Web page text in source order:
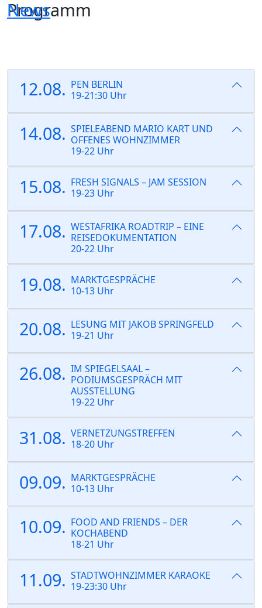
Skip
toProgramm
12.08. PEN BERLIN
19-21:30 Uhr
14.08. SPIELEABEND MARIO KART UND
OFFENES WOHNZIMMER
19-22 Uhr
15.08. FRESH SIGNALS – JAM SESSION
19-23 Uhr
17.08. WESTAFRIKA ROADTRIP – EINE
REISEDOKUMENTATION
20-22 Uhr
19.08. MARKTGESPRÄCHE
10-13 Uhr
20.08. LESUNG MIT JAKOB SPRINGFELD
19-21 Uhr
26.08. IM SPIEGELSAAL –
PODIUMSGESPRÄCH MIT
AUSSTELLUNG
19-22 Uhr
31.08. VERNETZUNGSTREFFEN
18-20 Uhr
09.09. MARKTGESPRÄCHE
10-13 Uhr
10.09. FOOD AND FRIENDS – DER
KOCHABEND
18-21 Uhr
11.09. STADTWOHNZIMMER KARAOKE
19-23:30 Uhr
News